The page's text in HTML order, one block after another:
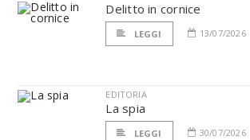
Delitto in cornice
LEGGI 13/07/2026
EDITORIA
La spia
LEGGI 30/07/2026